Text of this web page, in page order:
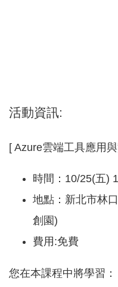
網
導
活動資訊:
[ Azure雲端工具應用
時間：10/25(五)
地點：新北市林
創園)
費用:免費
您在本課程中將學習：